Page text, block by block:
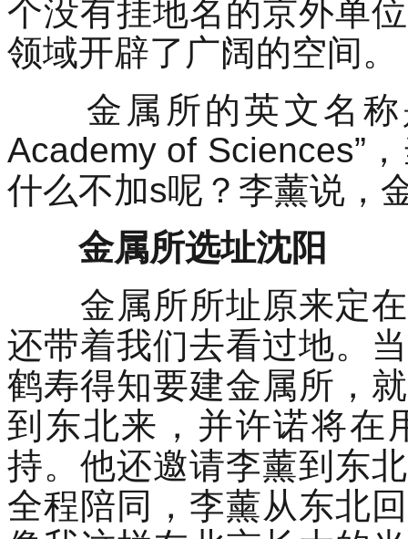
个没有挂地名的京外单
领域开辟了广阔的空间。
金属所的英文名称是
Academy of Sciences”
什么不加s呢？李薰说，
金属所选址沈阳
金属所所址原来定在
还带着我们去看过地。
鹤寿得知要建金属所，
到东北来，并许诺将在
持。他还邀请李薰到东
全程陪同，李薰从东北